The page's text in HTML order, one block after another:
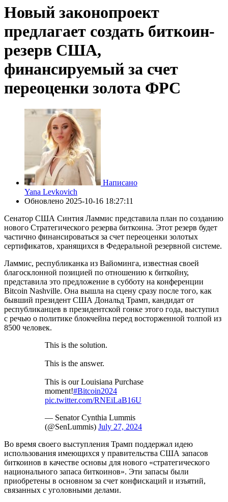
Новый законопроект
предлагает создать биткоин-
резерв США,
финансируемый за счет
переоценки золота ФРС
Написано
Yana Levkovich
Обновлено 2025-10-16 18:27:11
Сенатор США Синтия Ламмис представила план по созданию
нового Стратегического резерва биткоина. Этот резерв будет
частично финансироваться за счет переоценки золотых
сертификатов, хранящихся в Федеральной резервной системе.
Ламмис, республиканка из Вайоминга, известная своей
благосклонной позицией по отношению к биткойну,
представила это предложение в субботу на конференции
Bitcoin Nashville. Она вышла на сцену сразу после того, как
бывший президент США Дональд Трамп, кандидат от
республиканцев в президентской гонке этого года, выступил
с речью о политике блокчейна перед восторженной толпой из
8500 человек.
This is the solution.
This is the answer.
This is our Louisiana Purchase
moment!#Bitcoin2024
pic.twitter.com/RNEiLaB16U
— Senator Cynthia Lummis
(@SenLummis) July 27, 2024
Во время своего выступления Трамп поддержал идею
использования имеющихся у правительства США запасов
биткоинов в качестве основы для нового «стратегического
национального запаса биткоинов». Эти запасы были
приобретены в основном за счет конфискаций и изъятий,
связанных с уголовными делами.